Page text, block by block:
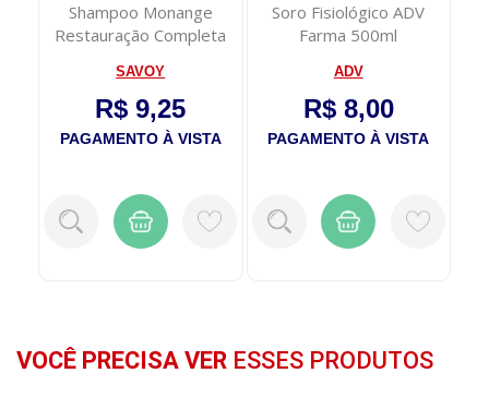
Shampoo Monange
Restauração Completa
SAVOY
R$ 9,25
PAGAMENTO À VISTA
Soro Fisiológico ADV
Farma 500ml
ADV
R$ 8,00
PAGAMENTO À VISTA
VOCÊ PRECISA VER ESSES PRODUTOS